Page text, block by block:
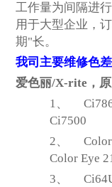
工作量为间隔进
用于大型企业，
期"长。
我司主要维修色
爱色丽/X-rite，
1、
Ci7500
2、
Color Eye
3、